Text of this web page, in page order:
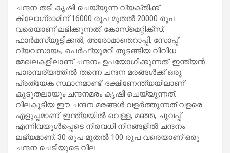
ചന്ദന തടി കൃഷി ചെയ്യുന്ന വ്യക്തിക്ക്
കിലോഗ്രാമിന് 16000 രൂപ മുതൽ 20000 രൂപ
വരെയാണ് ലഭിക്കുന്നത്. കോസ്‌മെറ്റിക്‌സ്,
ഫാർമസ്യൂട്ടിക്കൽ, അരോമാതെറാപ്പി, സോപ്പ്
വ്യവസായം, പെർഫ്യൂമറി തുടങ്ങിയ വിവിധ
മേഖലകളിലാണ് ചന്ദനം ഉപയോഗിക്കുന്നത്. ഇന്ത്യൻ
പാരമ്പര്യത്തിൽ തന്നെ ചന്ദന മരങ്ങൾക്ക് ഒരു
പ്രത്യേക സ്ഥാനമാണ്ട്. ദക്ഷിണേന്ത്യയിലാണ്
കൂടുതലായും ചന്ദനമരം കൃഷി ചെയ്യുന്നത്.
വിലകൂടിയ ഈ ചന്ദന മരങ്ങൾ വളർത്തുന്നത് വളരെ
എളുപ്പമാണ്. ഇന്ത്യയിൽ വെള്ള, മഞ്ഞ, ചുവപ്പ്
എന്നിവയുൾപ്പെടെ നിരവധി നിറങ്ങളിൽ ചന്ദനം
ലഭ്യമാണ്. 30 രൂപ മുതൽ 100 രൂപ വരെയാണ് ഒരു
ചന്ദന ചെടിയുടെ വില.